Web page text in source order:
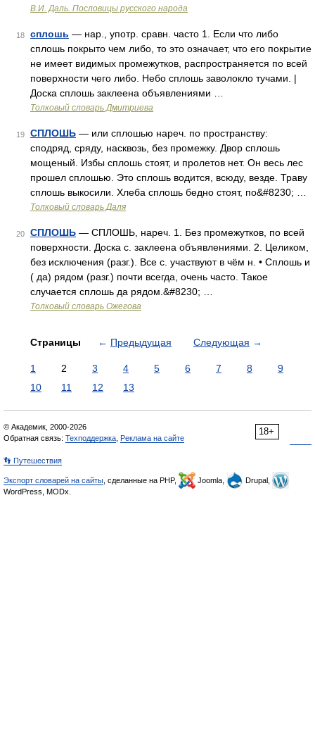
В.И. Даль. Пословицы русского народа
18 сплошь — нар., употр. сравн. часто 1. Если что либо
сплошь покрыто чем либо, то это означает, что его покрытие
не имеет видимых промежутков, распространяется по всей
поверхности чего либо. Небо сплошь заволокло тучами. |
Доска сплошь заклеена объявлениями …
Толковый словарь Дмитриева
19 СПЛОШЬ — или сплошью нареч. по пространству:
сподряд, сряду, насквозь, без промежку. Двор сплошь
мощеный. Избы сплошь стоят, и пролетов нет. Он весь лес
прошел сплошью. Это сплошь водится, всюду, везде. Траву
сплошь выкосили. Хлеба сплошь бедно стоят, по&#8230; …
Толковый словарь Даля
20 СПЛОШЬ — СПЛОШЬ, нареч. 1. Без промежутков, по всей
поверхности. Доска с. заклеена объявлениями. 2. Целиком,
без исключения (разг.). Все с. участвуют в чём н. • Сплошь и
( да) рядом (разг.) почти всегда, очень часто. Такое
случается сплошь да рядом.&#8230; …
Толковый словарь Ожегова
Страницы ← Предыдущая Следующая →
1 2 3 4 5 6 7 8
9
10
11 12 13
18+
© Академик, 2000-2026
Обратная связь: Техподдержка Реклама на сайте
👣 Путешествия
Экспорт словарей на сайты , сделанные на PHP, Joomla,
Drupal,
WordPress, MODx.